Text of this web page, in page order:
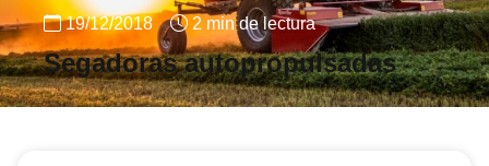
19/12/2018 2 min de lectura
Segadoras autopropulsadas